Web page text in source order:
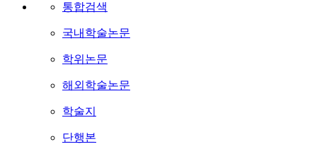
통합검색
국내학술논문
학위논문
해외학술논문
학술지
단행본